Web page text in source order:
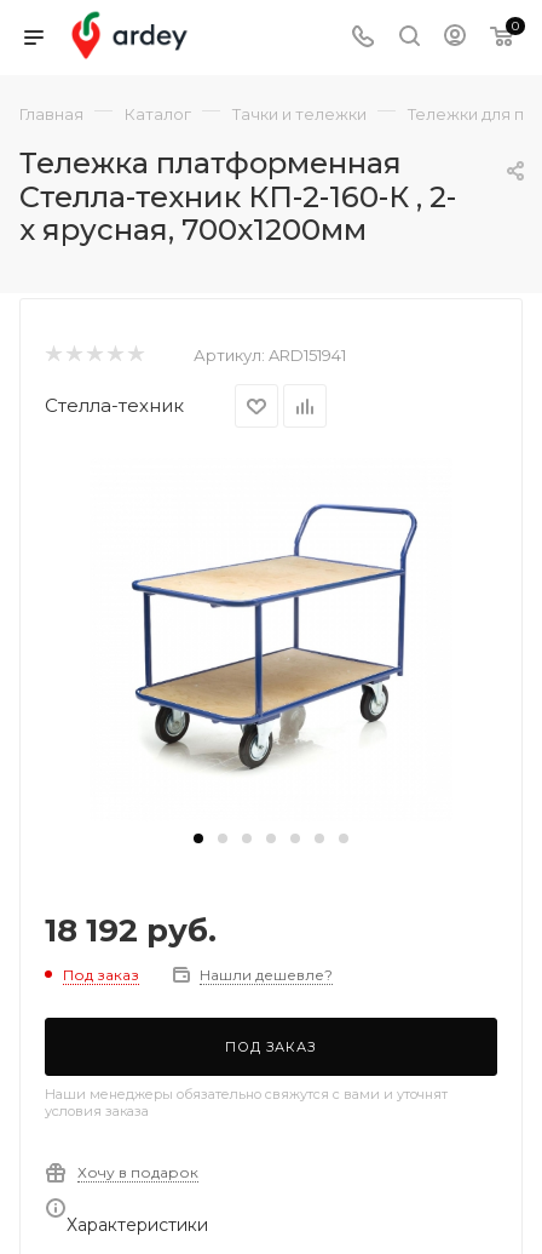
0
Главная — Каталог — Тачки и тележки — Тележки для
Тележка платформенная
Стелла-техник КП-2-160-К , 2-
х ярусная, 700х1200мм
Артикул: ARD151941
Стелла-техник
18 192 руб.
Под заказ Нашли дешевле?
ПОД ЗАКАЗ
Наши менеджеры обязательно свяжутся с вами и уточнят
условия заказа
Хочу в подарок
Характеристики